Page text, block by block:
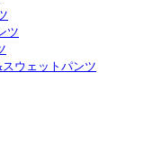
ツ
ウェットパンツ